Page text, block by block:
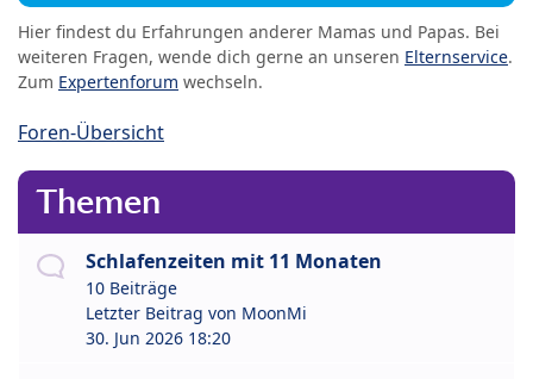
Hier findest du Erfahrungen anderer Mamas und Papas. Bei
weiteren Fragen, wende dich gerne an unseren Elternservice.
Zum Expertenforum wechseln.
Foren-Übersicht
Themen
Schlafenzeiten mit 11 Monaten
10 Beiträge
Letzter Beitrag von MoonMi
30. Jun 2026 18:20